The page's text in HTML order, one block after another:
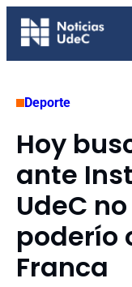
Saltar
Deporte
Hoy
ante
UdeC
poderío
Franca